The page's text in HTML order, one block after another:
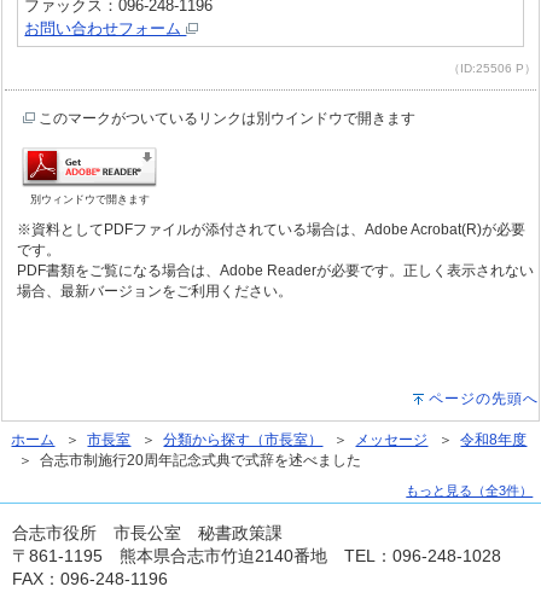
ファックス：096-248-1196
お問い合わせフォーム
（ID:25506 P）
このマークがついているリンクは別ウインドウで開きます
別ウィンドウで開きます
※資料としてPDFファイルが添付されている場合は、Adobe Acrobat(R)が必要
です。
PDF書類をご覧になる場合は、Adobe Readerが必要です。正しく表示されない
場合、最新バージョンをご利用ください。
ページの先頭へ
ホーム ＞市長室 ＞分類から探す（市長室） ＞ メッセージ ＞令和8年度
＞ 合志市制施行20周年記念式典で式辞を述べました
もっと見る（全3件）
合志市役所 市長公室 秘書政策課
〒861-1195 熊本県合志市竹迫2140番地 TEL：096-248-1028
FAX：096-248-1196